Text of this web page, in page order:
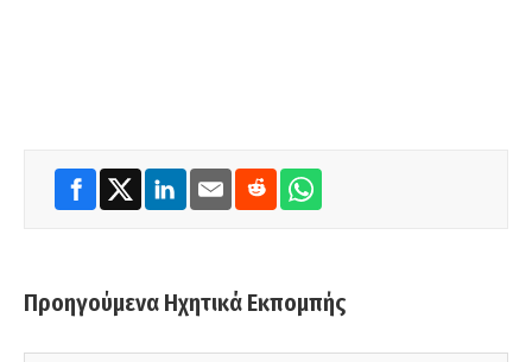
Προηγούμενα Ηχητικά Εκπομπής